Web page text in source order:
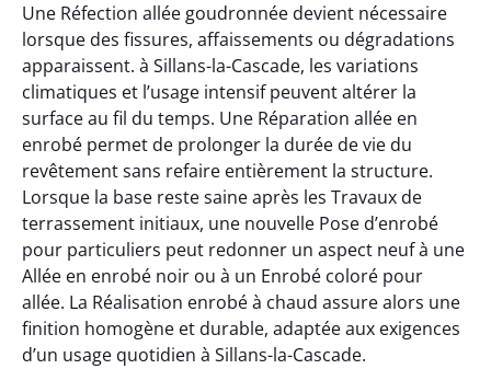
Une Réfection allée goudronnée devient nécessaire
lorsque des fissures, affaissements ou dégradations
apparaissent. à Sillans-la-Cascade, les variations
climatiques et l’usage intensif peuvent altérer la
surface au fil du temps. Une Réparation allée en
enrobé permet de prolonger la durée de vie du
revêtement sans refaire entièrement la structure.
Lorsque la base reste saine après les Travaux de
terrassement initiaux, une nouvelle Pose d’enrobé
pour particuliers peut redonner un aspect neuf à une
Allée en enrobé noir ou à un Enrobé coloré pour
allée. La Réalisation enrobé à chaud assure alors une
finition homogène et durable, adaptée aux exigences
d’un usage quotidien à Sillans-la-Cascade.